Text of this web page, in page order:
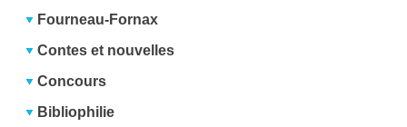
Fourneau-Fornax
Contes et nouvelles
Concours
Bibliophilie